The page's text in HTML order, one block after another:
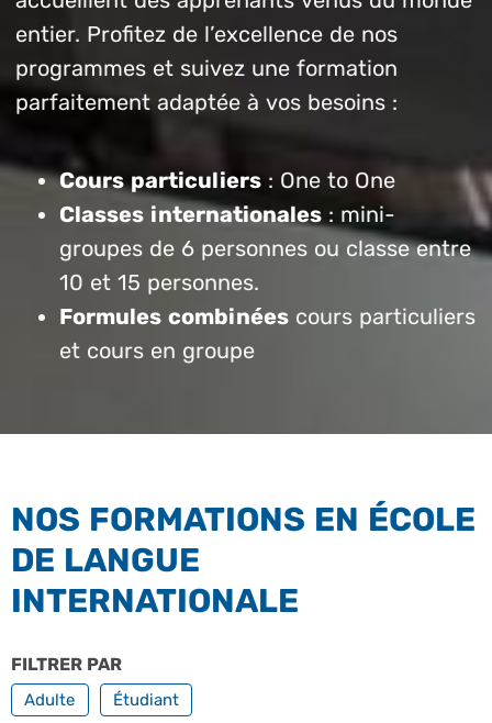
entier. Profitez de l’excellence de nos
programmes et suivez une formation
parfaitement adaptée à vos besoins :
Cours particuliers : One to One
Classes internationales : mini-
groupes de 6 personnes ou classe entre
10 et 15 personnes.
Formules combinées cours particuliers
et cours en groupe
NOS FORMATIONS EN ÉCOLE
DE LANGUE
INTERNATIONALE
FILTRER PAR
Adulte Étudiant